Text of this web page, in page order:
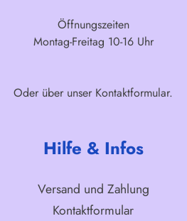
Öffnungszeiten
Montag-Freitag 10-16 Uhr
Oder über unser Kontaktformular.
Hilfe & Infos
Versand und Zahlung
Kontaktformular